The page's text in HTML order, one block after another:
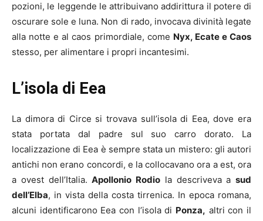
pozioni, le leggende le attribuivano addirittura il potere di
oscurare sole e luna. Non di rado, invocava divinità legate
alla notte e al caos primordiale, come Nyx, Ecate e Caos
stesso, per alimentare i propri incantesimi.
L’isola di Eea
La dimora di Circe si trovava sull’isola di Eea, dove era
stata portata dal padre sul suo carro dorato. La
localizzazione di Eea è sempre stata un mistero: gli autori
antichi non erano concordi, e la collocavano ora a est, ora
a ovest dell’Italia.Apollonio Rodio la descriveva a sud
dell’Elba, in vista della costa tirrenica. In epoca romana,
alcuni identificarono Eea con l’isola di Ponza, altri con il